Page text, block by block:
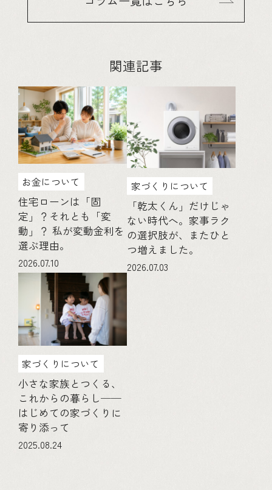
関連記事
お金について
住宅ローンは「固
定」？それとも「変
動」？ 私が変動金利を
選ぶ理由。
2026.07.10
家づくりについて
「乾太くん」だけじゃ
ない時代へ。家事ラク
の選択肢が、またひと
つ増えました。
2026.07.03
家づくりについて
小さな家族とつくる、
これからの暮らし──
はじめての家づくりに
寄り添って
2025.08.24